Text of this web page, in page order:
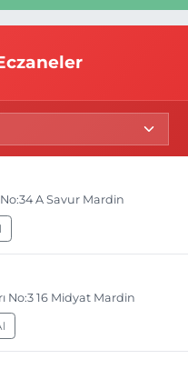
A Savur Mardin
No:3 16 Midyat Mardin